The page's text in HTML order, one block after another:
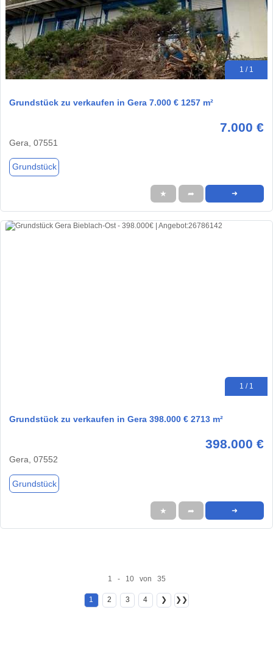
1 / 1
Grundstück zu verkaufen in Gera 7.000 € 1257 m²
7.000 €
Gera, 07551
Grundstück
★ ➦ ➜
1 / 1
Grundstück zu verkaufen in Gera 398.000 € 2713 m²
398.000 €
Gera, 07552
Grundstück
★ ➦ ➜
1 - 10 von 35
1 2 3 4 ❯ ❯❯